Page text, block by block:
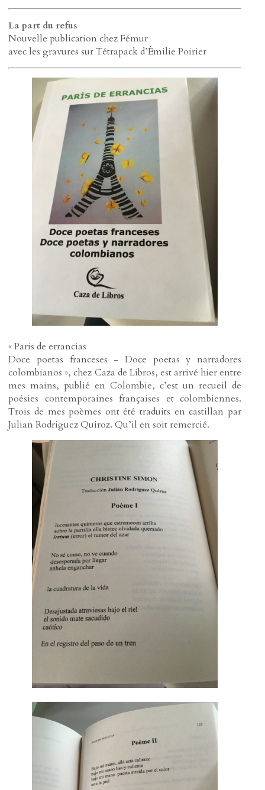
La part du refus
Nouvelle publication chez Fémur
avec les gravures sur Tétrapack d’Émilie Poirier
« Paris de errancias
Doce poetas franceses - Doce poetas y narradores
colombianos », chez Caza de Libros, est arrivé hier entre
mes mains, publié en Colombie, c’est un recueil de
poésies contemporaines françaises et colombiennes.
Trois de mes poèmes ont été traduits en castillan par
Julian Rodriguez Quiroz. Qu’il en soit remercié.